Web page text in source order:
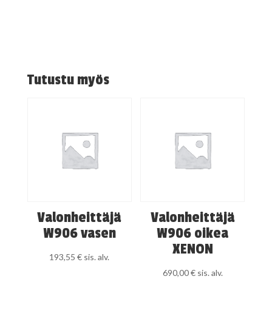
Tutustu myös
Valonheittäjä
W906 vasen
193,55€ sis. alv.
Valonheittäjä
W906 oikea
XENON
690,00€ sis. alv.